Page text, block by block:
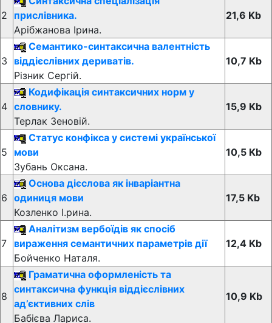
2
прислівника.
Арібжанова Ірина.
21,6 Kb
3
Семантико-синтаксична валентність
віддієслівних дериватів.
Різник Сергій.
10,7 Kb
4
Кодифікація синтаксичних норм у
словнику.
Терлак Зеновій.
15,9 Kb
5
Статус конфікса у системі української
мови
Зубань Оксана.
10,5 Kb
6
Основа дієслова як інваріантна
одиниця мови
Козленко І.рина.
17,5 Kb
7
Аналітизм вербоїдів як спосіб
вираження семантичних параметрів дії
Бойченко Наталя.
12,4 Kb
8
Граматична оформленість та
синтаксична функція віддієслівних
ад’єктивних слів
Бабієва Лариса.
10,9 Kb